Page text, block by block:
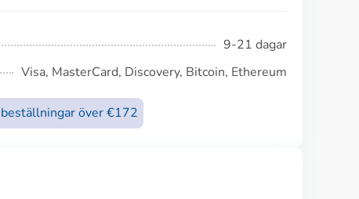
9-21 dagar
Visa, MasterCard, Discovery, Bitcoin, Ethereum
över €172